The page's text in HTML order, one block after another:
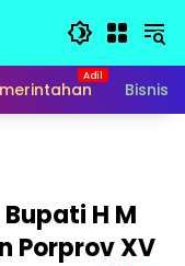
Bisnis
H M
Porprov XV